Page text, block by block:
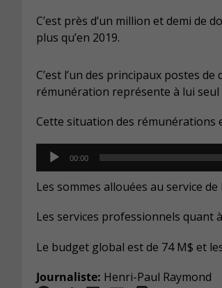
C’est près d’un million et demi de
plus qu’en 2019.
C’est l’un des principaux postes
rémunération représente à lui seul
Cette situation des
Audio
Player
00:00
Les sommes allouées au service
Les services professionnels quant
Le budget global est de 74 M$ et
Journaliste: Henri-Paul Raymond